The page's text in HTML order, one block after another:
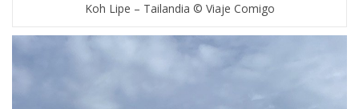
Koh Lipe – Tailandia © Viaje Comigo